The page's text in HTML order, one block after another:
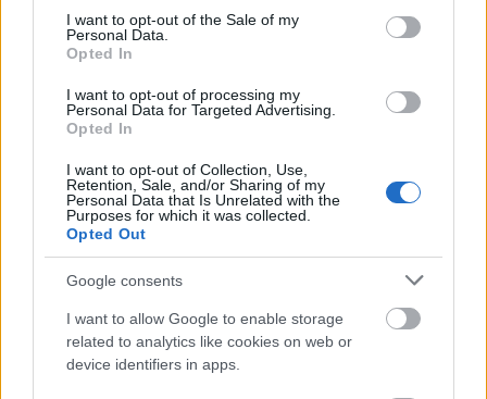
consent section.
I want to opt-out of the Sale of my
Personal Data.
Opted In
I want to opt-out of processing my
Personal Data for Targeted Advertising.
Opted In
I want to opt-out of Collection, Use,
Retention, Sale, and/or Sharing of my
Personal Data that Is Unrelated with the
Purposes for which it was collected.
Opted Out
Google consents
I want to allow Google to enable storage
related to analytics like cookies on web or
device identifiers in apps.
Ciekawostki
triumwirat
ambicja— Ambicje nadambitnych
— Byczy strzał. O nazwach shotów
Mogą Cię zainteresować również hasła